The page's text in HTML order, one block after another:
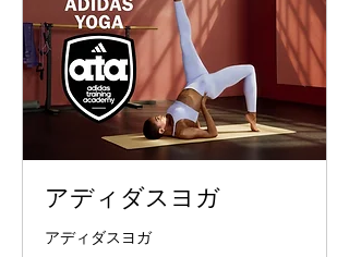
アディダスヨガ
アディダスヨガ